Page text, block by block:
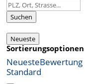
Suchen
Neueste
Sortierungsoptionen
NeuesteBewertung
Standard